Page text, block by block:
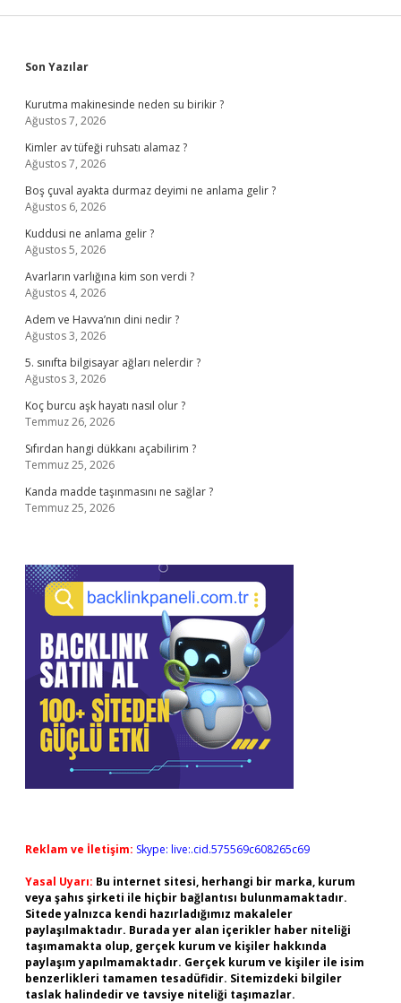
Sidebar
Son Yazılar
Kurutma makinesinde neden su birikir ?
Ağustos 7, 2026
Kimler av tüfeği ruhsatı alamaz ?
Ağustos 7, 2026
Boş çuval ayakta durmaz deyimi ne anlama gelir ?
Ağustos 6, 2026
Kuddusi ne anlama gelir ?
Ağustos 5, 2026
Avarların varlığına kim son verdi ?
Ağustos 4, 2026
Adem ve Havva’nın dini nedir ?
Ağustos 3, 2026
5. sınıfta bilgisayar ağları nelerdir ?
Ağustos 3, 2026
Koç burcu aşk hayatı nasıl olur ?
Temmuz 26, 2026
Sıfırdan hangi dükkanı açabilirim ?
Temmuz 25, 2026
Kanda madde taşınmasını ne sağlar ?
Temmuz 25, 2026
Reklam ve İletişim: Skype: live:.cid.575569c608265c69
Yasal Uyarı: Bu internet sitesi, herhangi bir marka, kurum
veya şahıs şirketi ile hiçbir bağlantısı bulunmamaktadır.
Sitede yalnızca kendi hazırladığımız makaleler
paylaşılmaktadır. Burada yer alan içerikler haber niteliği
taşımamakta olup, gerçek kurum ve kişiler hakkında
paylaşım yapılmamaktadır. Gerçek kurum ve kişiler ile isim
benzerlikleri tamamen tesadüfidir. Sitemizdeki bilgiler
taslak halindedir ve tavsiye niteliği taşımazlar.